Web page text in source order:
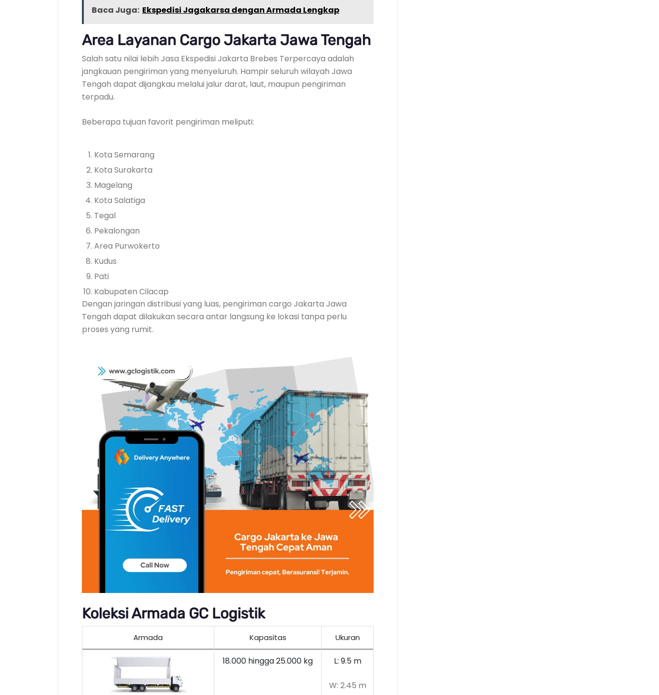
Baca Juga: Ekspedisi Jagakarsa dengan Armada Lengkap
Area Layanan Cargo Jakarta Jawa Tengah
Salah satu nilai lebih Jasa Ekspedisi Jakarta Brebes Terpercaya adalah
jangkauan pengiriman yang menyeluruh. Hampir seluruh wilayah Jawa
Tengah dapat dijangkau melalui jalur darat, laut, maupun pengiriman
terpadu.
Beberapa tujuan favorit pengiriman meliputi:
Kota Semarang
Kota Surakarta
Magelang
Kota Salatiga
Tegal
Pekalongan
Area Purwokerto
Kudus
Pati
Kabupaten Cilacap
Dengan jaringan distribusi yang luas, pengiriman cargo Jakarta Jawa
Tengah dapat dilakukan secara antar langsung ke lokasi tanpa perlu
proses yang rumit.
Koleksi Armada GC Logistik
Armada Kapasitas Ukuran
18.000 hingga 25.000 kg L: 9.5 m
W: 2.45 m